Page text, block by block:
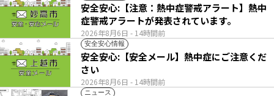
2026年8月6日 - 14時間前
安全安心:【注意：熱中症警戒アラート】熱中
症警戒アラートが発表されています。
安全安心情報
2026年8月6日 - 14時間前
安全安心:【安全メール】熱中症にご注意くだ
さい
ニュース